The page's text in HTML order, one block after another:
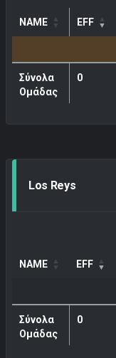
NAME EFF
Σύνολα
Ομάδας
0
Los Reys
NAME EFF
Σύνολα
Ομάδας
0